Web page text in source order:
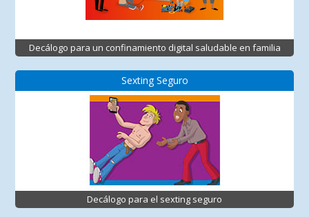
Decálogo para un confinamiento digital saludable en familia
Sexting Seguro
Decálogo para el sexting seguro